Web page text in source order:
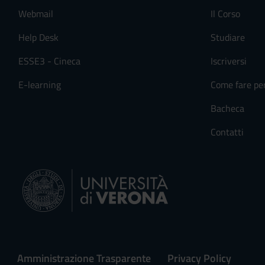
Webmail
Help Desk
ESSE3 - Cineca
E-learning
Il Corso
Studiare
Iscriversi
Come fare
Bacheca
Contatti
Amministrazione Trasparente Privacy Policy